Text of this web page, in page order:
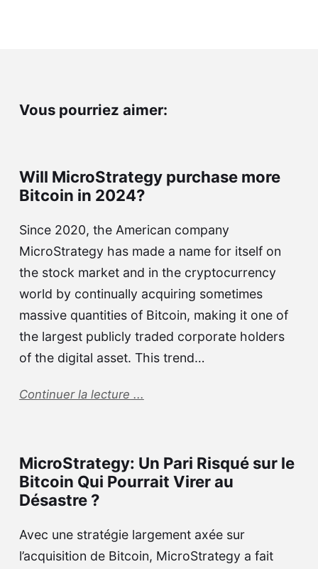
Vous pourriez aimer:
Will MicroStrategy purchase more
Bitcoin in 2024?
Since 2020, the American company
MicroStrategy has made a name for itself on
the stock market and in the cryptocurrency
world by continually acquiring sometimes
massive quantities of Bitcoin, making it one of
the largest publicly traded corporate holders
of the digital asset. This trend…
Continuer la lecture ...
MicroStrategy: Un Pari Risqué sur le
Bitcoin Qui Pourrait Virer au
Désastre ?
Avec une stratégie largement axée sur
l’acquisition de Bitcoin, MicroStrategy a fait